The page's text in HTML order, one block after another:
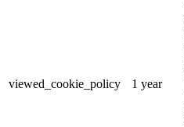
viewed_cookie_policy 1 year